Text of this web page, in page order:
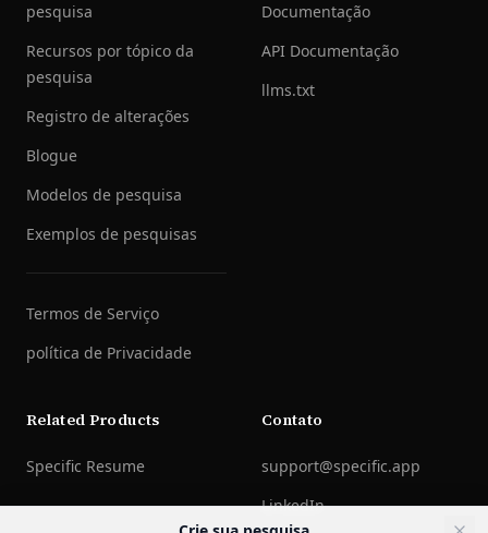
pesquisa
Recursos por tópico da
pesquisa
Registro de alterações
Blogue
Modelos de pesquisa
Exemplos de pesquisas
Termos de Serviço
política de Privacidade
Documentação
API Documentação
llms.txt
Related Products
Specific Resume
Contato
support@specific.app
LinkedIn